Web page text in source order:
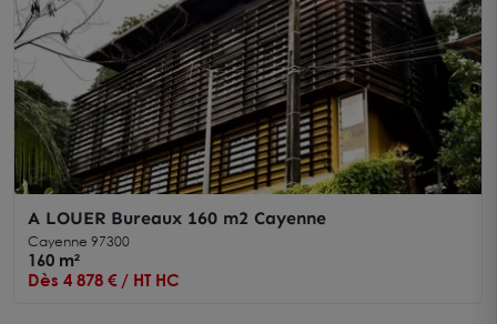
A LOUER Bureaux 160 m2 Cayenne
Cayenne 97300
160 m²
Dès 4 878 € / HT HC